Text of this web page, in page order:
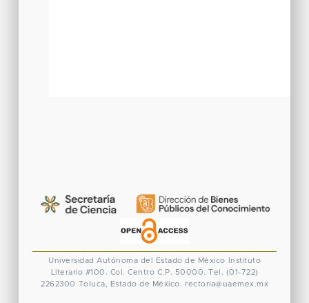
Universidad Autónoma del Estado de México
Instituto
Literario #100. Col. Centro C.P. 50000. Tel. (01-722)
2262300 Toluca, Estado de México. rectoria@uaemex.mx